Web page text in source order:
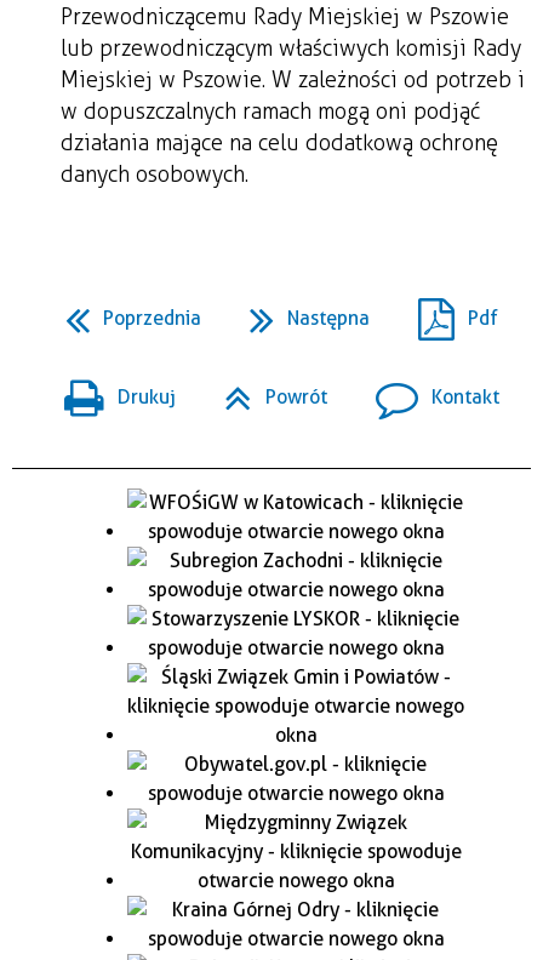
Przewodniczącemu Rady Miejskiej w Pszowie
lub przewodniczącym właściwych komisji Rady
Miejskiej w Pszowie. W zależności od potrzeb i
w dopuszczalnych ramach mogą oni podjąć
działania mające na celu dodatkową ochronę
danych osobowych.
Poprzednia Następna Pdf
Drukuj Powrót Kontakt